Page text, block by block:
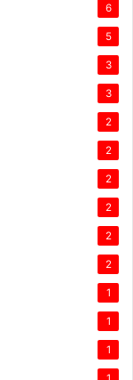
6
5
3
3
2
2
2
2
2
2
1
1
1